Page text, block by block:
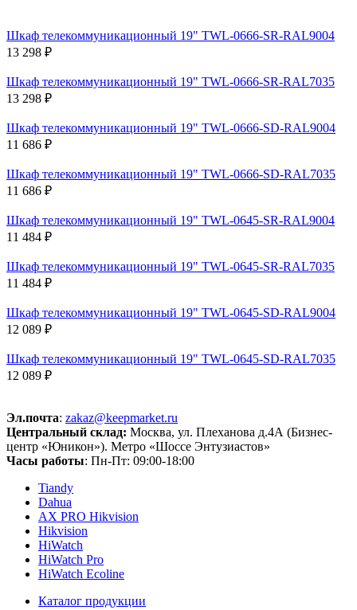
Шкаф телекоммуникационный 19" TWL-0666-SR-RAL9004
13 298 ₽
Шкаф телекоммуникационный 19" TWL-0666-SR-RAL7035
13 298 ₽
Шкаф телекоммуникационный 19" TWL-0666-SD-RAL9004
11 686 ₽
Шкаф телекоммуникационный 19" TWL-0666-SD-RAL7035
11 686 ₽
Шкаф телекоммуникационный 19" TWL-0645-SR-RAL9004
11 484 ₽
Шкаф телекоммуникационный 19" TWL-0645-SR-RAL7035
11 484 ₽
Шкаф телекоммуникационный 19" TWL-0645-SD-RAL9004
12 089 ₽
Шкаф телекоммуникационный 19" TWL-0645-SD-RAL7035
12 089 ₽
Эл.почта: zakaz@keepmarket.ru
Центральный склад: Москва, ул. Плеханова д.4А (Бизнес-
центр «Юникон»). Метро «Шоссе Энтузиастов»
Часы работы: Пн-Пт: 09:00-18:00
Tiandy
Dahua
AX PRO Hikvision
Hikvision
HiWatch
HiWatch Pro
HiWatch Ecoline
Каталог продукции